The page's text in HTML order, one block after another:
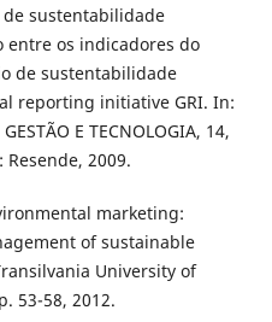
de sustentabilidade
entre os indicadores do
de sustentabilidade
reporting initiative GRI. In:
E TECNOLOGIA, 14,
Resende, 2009.
marketing:
of sustainable
University of
53-58, 2012.